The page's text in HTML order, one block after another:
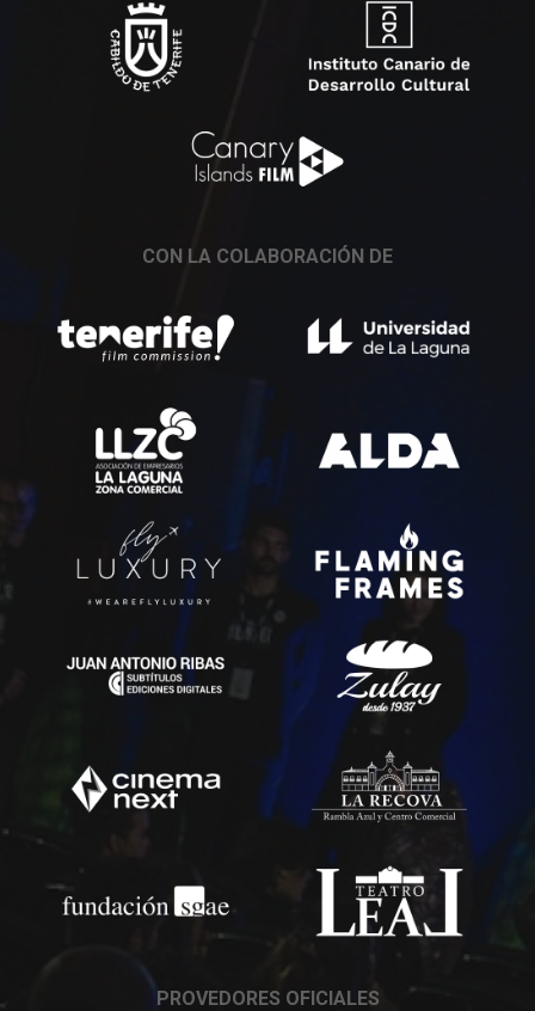
CON LA COLABORACIÓN DE
PROVEDORES OFICIALES